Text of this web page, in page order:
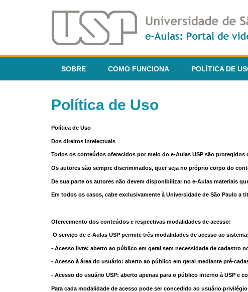
SOBRE COMO FUNCIONA POLÍTICA DE
Política de Uso
Política de Uso
Dos direitos intelectuais
Todos os conteúdos oferecidos por meio do e-Aulas USP são protegidos
Os autores são sempre discriminados, quer seja no próprio corpo do
De sua parte os autores não devem disponibilizar no e-Aulas materiais
Em todos os casos, cabe exclusivamente à Universidade de São Paulo
Oferecimento dos conteúdos e respectivas modalidades de acesso:
O serviço de e-Aulas USP permite três modalidades de acesso ao sistema:
- Acesso livre: aberto ao público em geral sem necessidade de cadastro
- Acesso à área do usuário: aberto ao público em geral mediante pré-
- Acesso do usuário USP: aberto apenas para o público interno à USP e
Para cada modalidade de acesso pode ser concedido ao usuário